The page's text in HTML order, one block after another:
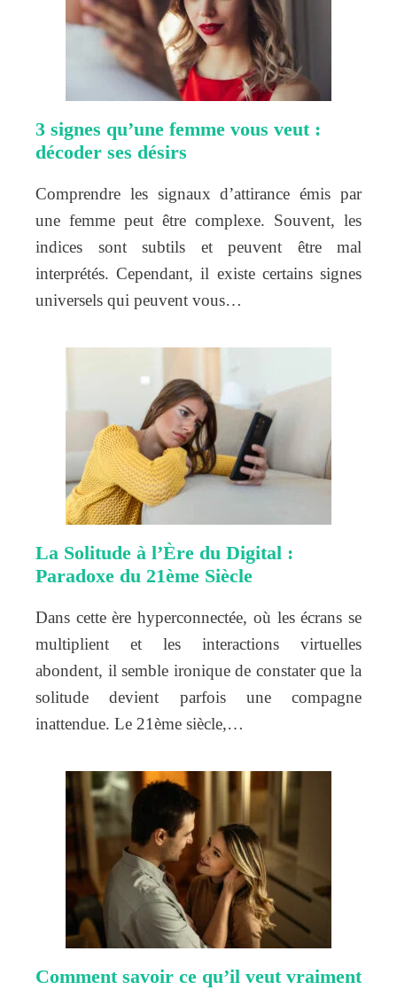
3 signes qu’une femme vous veut :
décoder ses désirs
Comprendre les signaux d’attirance émis par
une femme peut être complexe. Souvent, les
indices sont subtils et peuvent être mal
interprétés. Cependant, il existe certains signes
universels qui peuvent vous…
La Solitude à l’Ère du Digital :
Paradoxe du 21ème Siècle
Dans cette ère hyperconnectée, où les écrans se
multiplient et les interactions virtuelles
abondent, il semble ironique de constater que la
solitude devient parfois une compagne
inattendue. Le 21ème siècle,…
Comment savoir ce qu’il veut vraiment